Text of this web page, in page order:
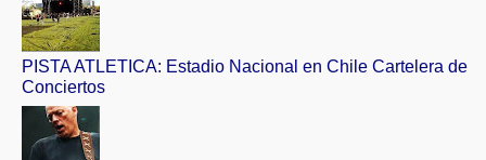
PISTA ATLETICA: Estadio Nacional en Chile Cartelera de
Conciertos